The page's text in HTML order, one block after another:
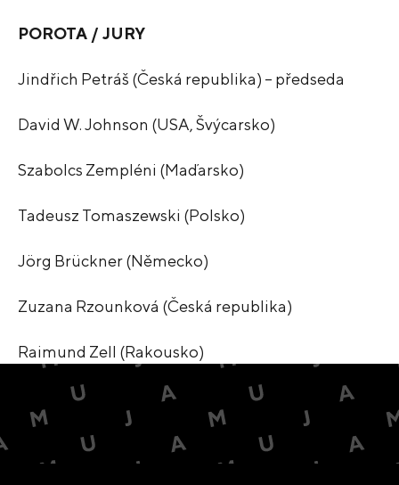
POROTA / JURY
Jindřich Petráš (Česká republika) – předseda
David W. Johnson (USA, Švýcarsko)
Szabolcs Zempléni (Maďarsko)
Tadeusz Tomaszewski (Polsko)
Jörg Brückner (Německo)
Zuzana Rzounková (Česká republika)
Raimund Zell (Rakousko)